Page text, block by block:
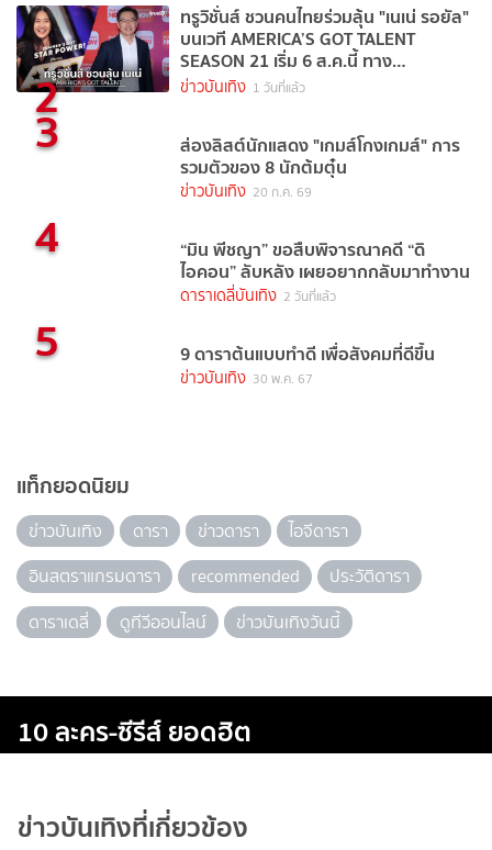
2
ทรูวิชั่นส์ ชวนคนไทยร่วมลุ้น "เนเน่ รอยัล"
บนเวที AMERICA’S GOT TALENT
SEASON 21 เริ่ม 6 ส.ค.นี้ ทาง
TrueVisions NOW
ข่าวบันเทิง 1 วันที่แล้ว
3 ส่องลิสต์นักแสดง "เกมส์โกงเกมส์" การ
รวมตัวของ 8 นักต้มตุ๋น
ข่าวบันเทิง 20 ก.ค. 69
4 “มิน พีชญา” ขอสืบพิจารณาคดี “ดิ
ไอคอน” ลับหลัง เผยอยากกลับมาทำงาน
ดาราเดลี่บันเทิง 2 วันที่แล้ว
5 9 ดาราต้นแบบทำดี เพื่อสังคมที่ดีขึ้น
ข่าวบันเทิง 30 พ.ค. 67
แท็กยอดนิยม
ข่าวบันเทิง ดารา ข่าวดารา
ไอจีดารา
อินสตราแกรมดารา
recommended
ประวัติดารา
ดาราเดลี่
ดูทีวีออนไลน์ ข่าวบันเทิงวันนี้
10 ละคร-ซีรีส์ ยอดฮิต
ข่าวบันเทิงที่เกี่ยวข้อง